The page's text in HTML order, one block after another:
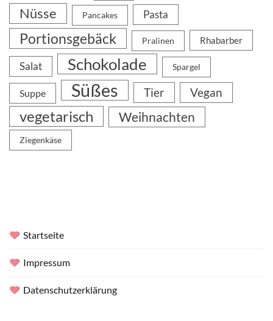
Nüsse Pancakes Pasta
Portionsgebäck Pralinen Rhabarber
Salat Schokolade Spargel
Suppe Süßes Tier Vegan
vegetarisch Weihnachten
Ziegenkäse
Startseite
Impressum
Datenschutzerklärung